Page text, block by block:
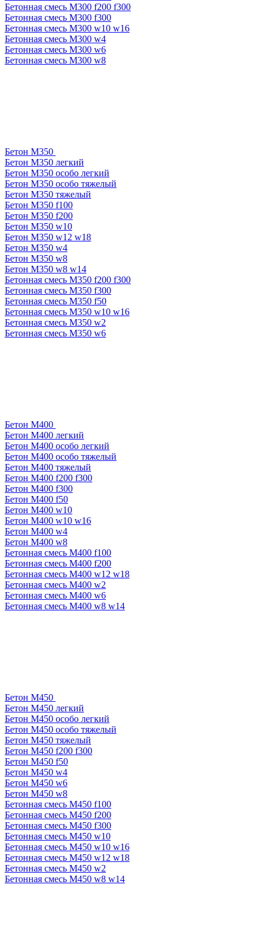
Бетонная смесь М300 f200 f300
Бетонная смесь М300 f300
Бетонная смесь М300 w10 w16
Бетонная смесь М300 w4
Бетонная смесь М300 w6
Бетонная смесь М300 w8
Бетон М350
Бетон М350 легкий
Бетон М350 особо легкий
Бетон М350 особо тяжелый
Бетон М350 тяжелый
Бетон М350 f100
Бетон М350 f200
Бетон М350 w10
Бетон М350 w12 w18
Бетон М350 w4
Бетон М350 w8
Бетон М350 w8 w14
Бетонная смесь М350 f200 f300
Бетонная смесь М350 f300
Бетонная смесь М350 f50
Бетонная смесь М350 w10 w16
Бетонная смесь М350 w2
Бетонная смесь М350 w6
Бетон М400
Бетон М400 легкий
Бетон М400 особо легкий
Бетон М400 особо тяжелый
Бетон М400 тяжелый
Бетон М400 f200 f300
Бетон М400 f300
Бетон М400 f50
Бетон М400 w10
Бетон М400 w10 w16
Бетон М400 w4
Бетон М400 w8
Бетонная смесь М400 f100
Бетонная смесь М400 f200
Бетонная смесь М400 w12 w18
Бетонная смесь М400 w2
Бетонная смесь М400 w6
Бетонная смесь М400 w8 w14
Бетон М450
Бетон М450 легкий
Бетон М450 особо легкий
Бетон М450 особо тяжелый
Бетон М450 тяжелый
Бетон М450 f200 f300
Бетон М450 f50
Бетон М450 w4
Бетон М450 w6
Бетон М450 w8
Бетонная смесь М450 f100
Бетонная смесь М450 f200
Бетонная смесь М450 f300
Бетонная смесь М450 w10
Бетонная смесь М450 w10 w16
Бетонная смесь М450 w12 w18
Бетонная смесь М450 w2
Бетонная смесь М450 w8 w14